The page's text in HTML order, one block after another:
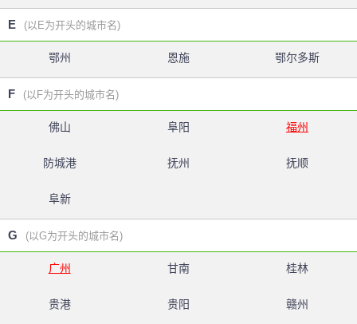
E (以E为开头的城市名)
鄂州 恩施 鄂尔多斯
F (以F为开头的城市名)
佛山 阜阳 福州
防城港 抚州 抚顺
阜新
G (以G为开头的城市名)
广州 甘南 桂林
贵港 贵阳 赣州